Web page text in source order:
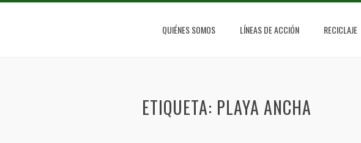
QUIÉNES SOMOS LÍNEAS DE ACCIÓN RECICLAJE
ETIQUETA: PLAYA ANCHA